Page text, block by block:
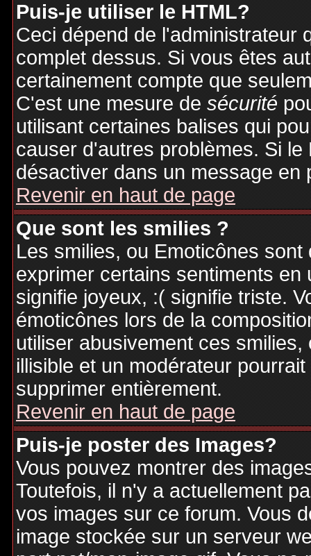
Puis-je utiliser le HTML?
Ceci dépend de l'administrateur
complet dessus. Si vous êtes
certainement compte que
C'est une mesure desécurité
utilisant certaines balises qui
causer d'autres problèmes. Si
désactiver dans un message en
Revenir en haut de page
Que sont les smilies ?
Les smilies, ou Emoticônes
exprimer certains sentiments
signifie joyeux, :( signifie triste.
émoticônes lors de la
utiliser abusivement ces
illisible et un modérateur
supprimer entièrement.
Revenir en haut de page
Puis-je poster des Images?
Vous pouvez montrer des
Toutefois, il n'y a actuellement
vos images sur ce forum. Vous
image stockée sur un serveur